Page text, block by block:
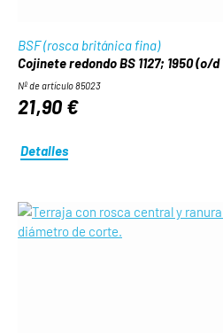
BSF (rosca británica fina)
Cojinete redondo BS 1127; 1950 (o/d
Nº de artículo 85023
21,90 €
Detalles